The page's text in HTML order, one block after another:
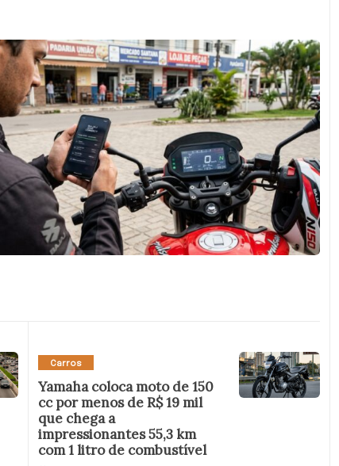
Carros
Yamaha coloca moto de 150
cc por menos de R$ 19 mil
que chega a
impressionantes 55,3 km
com 1 litro de combustível